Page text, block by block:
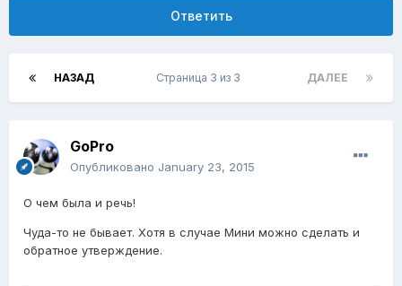
Ответить
НАЗАД ДАЛЕЕ
Страница 3 из 3
GoPro
Опубликовано January 23, 2015
О чем была и речь!
Чуда-то не бывает. Хотя в случае Мини можно сделать и
обратное утверждение.